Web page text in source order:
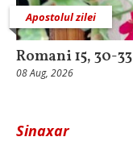
Apostolul zilei
Romani 15, 30-33
08 Aug, 2026
Sinaxar